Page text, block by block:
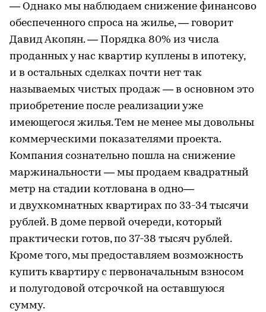
— Однако мы наблюдаем снижение финансово
обеспеченного спроса на жилье, — говорит
Давид Акопян. — Порядка 80% из числа
проданных у нас квартир куплены в ипотеку,
и в остальных сделках почти нет так
называемых чистых продаж — в основном это
приобретение после реализации уже
имеющегося жилья. Тем не менее мы довольны
коммерческими показателями проекта.
Компания сознательно пошла на снижение
маржинальности — мы продаем квадратный
метр на стадии котлована в одно—
и двухкомнатных квартирах по 33-34 тысячи
рублей. В доме первой очереди, который
практически готов, по 37-38 тысяч рублей.
Кроме того, мы предоставляем возможность
купить квартиру с первоначальным взносом
и полугодовой отсрочкой на оставшуюся
сумму.